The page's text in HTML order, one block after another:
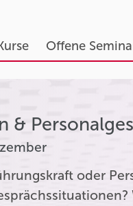
Offene
&
oder